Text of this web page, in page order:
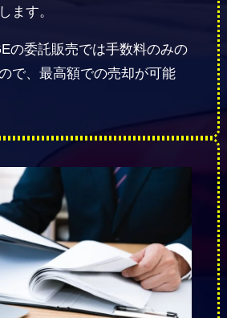
ます。
の委託販売では手数料のみの
で、最高額での売却が可能